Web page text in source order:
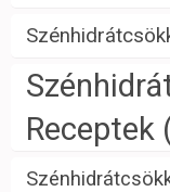
Receptek